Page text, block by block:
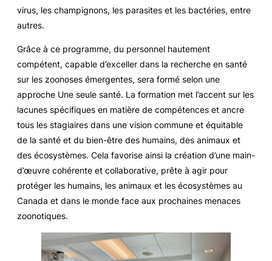
virus, les champignons, les parasites et les bactéries, entre
autres.
Grâce à ce programme, du personnel hautement
compétent, capable d’exceller dans la recherche en santé
sur les zoonoses émergentes, sera formé selon une
approche Une seule santé. La formation met l’accent sur les
lacunes spécifiques en matière de compétences et ancre
tous les stagiaires dans une vision commune et équitable
de la santé et du bien-être des humains, des animaux et
des écosystèmes. Cela favorise ainsi la création d’une main-
d’œuvre cohérente et collaborative, prête à agir pour
protéger les humains, les animaux et les écosystèmes au
Canada et dans le monde face aux prochaines menaces
zoonotiques.